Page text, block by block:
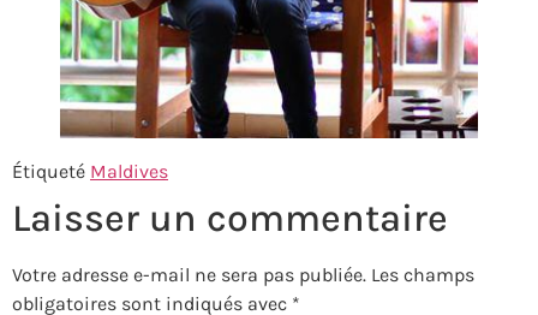
Étiqueté Maldives
Laisser un commentaire
Votre adresse e-mail ne sera pas publiée. Les champs
obligatoires sont indiqués avec *